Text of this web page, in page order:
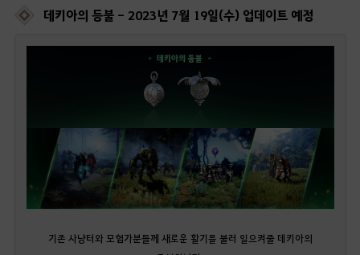
데키아의 등불 - 2023년 7월 19일(수) 업데이트 예정
기존 사냥터와 모험가분들께 새로운 활기를 불러 일으켜줄 데키아의